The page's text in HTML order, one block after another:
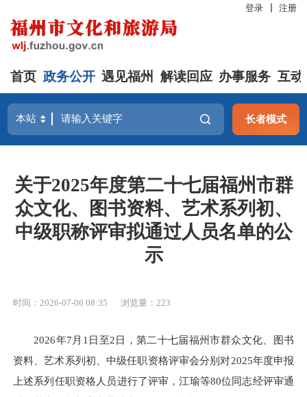
登录 注册
首页 政务公开 遇见福州 解读回应 办事服务 互动
长者模式
关于2025年度第二十七届福州市群
众文化、图书资料、艺术系列初、
中级职称评审拟通过人员名单的公
示
时间：2026-07-06 08:35 浏览量：223
2026年7月1日至2日，第二十七届福州市群众文化、图书
资料、艺术系列初、中级任职资格评审会分别对2025年度申报
上述系列任职资格人员进行了评审，江瑜等80位同志经评审通